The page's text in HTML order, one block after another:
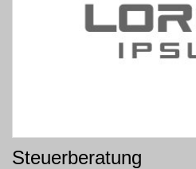
Steuerberatung